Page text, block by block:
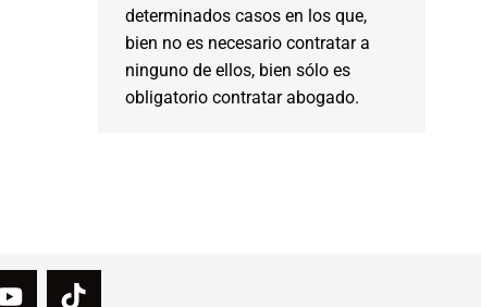
determinados casos en los que,
bien no es necesario contratar a
ninguno de ellos, bien sólo es
obligatorio contratar abogado.